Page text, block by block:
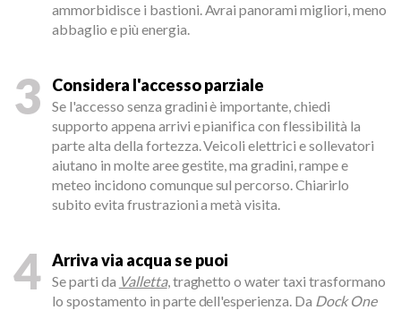
ammorbidisce i bastioni. Avrai panorami migliori, meno
abbaglio e più energia.
3 Considera l'accesso parziale
Se l'accesso senza gradini è importante, chiedi
supporto appena arrivi e pianifica con flessibilità la
parte alta della fortezza. Veicoli elettrici e sollevatori
aiutano in molte aree gestite, ma gradini, rampe e
meteo incidono comunque sul percorso. Chiarirlo
subito evita frustrazioni a metà visita.
4 Arriva via acqua se puoi
Se parti da Valletta, traghetto o water taxi trasformano
lo spostamento in parte dell'esperienza. Da Dock One